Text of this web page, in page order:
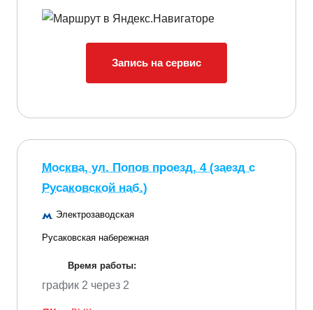
Запись на сервис
Москва, ул. Попов проезд, 4 (заезд с
Русаковской наб.)
Электрозаводская
Русаковская набережная
Время работы:
график 2 через 2